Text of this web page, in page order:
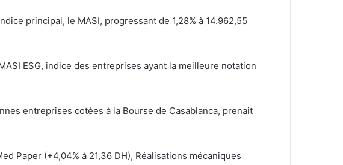
principal, le MASI, progressant de 1,28% à 14.962,55
ESG, indice des entreprises ayant la meilleure notation
entreprises cotées à la Bourse de Casablanca, prenait
Paper (+4,04% à 21,36 DH), Réalisations mécaniques